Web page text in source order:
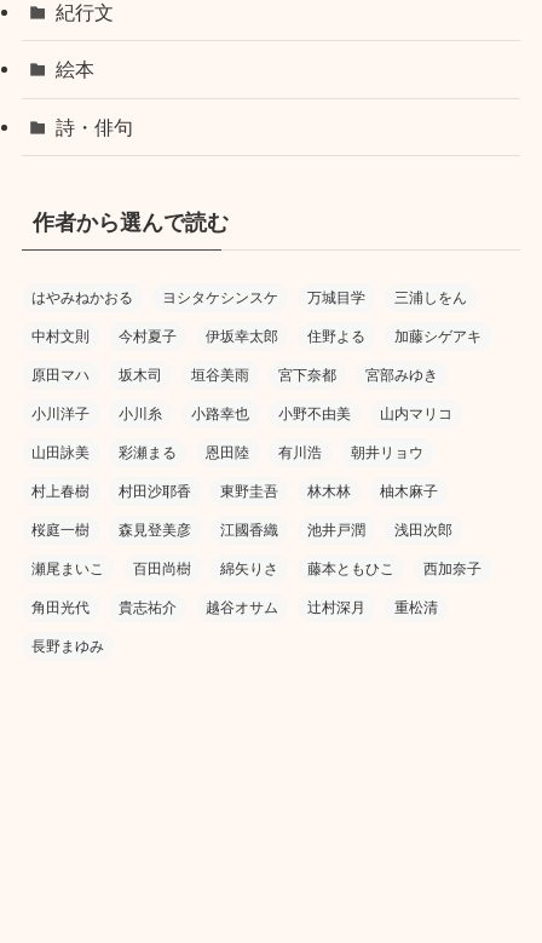
紀行文
絵本
詩・俳句
作者から選んで読む
はやみねかおる ヨシタケシンスケ 万城目学 三浦しをん
中村文則 今村夏子 伊坂幸太郎 住野よる 加藤シゲアキ
原田マハ 坂木司 垣谷美雨 宮下奈都 宮部みゆき
小川洋子 小川糸 小路幸也 小野不由美 山内マリコ
山田詠美 彩瀬まる 恩田陸 有川浩 朝井リョウ
村上春樹 村田沙耶香 東野圭吾 林木林 柚木麻子
桜庭一樹 森見登美彦 江國香織 池井戸潤 浅田次郎
瀬尾まいこ 百田尚樹 綿矢りさ 藤本ともひこ 西加奈子
角田光代 貴志祐介 越谷オサム 辻村深月 重松清
長野まゆみ